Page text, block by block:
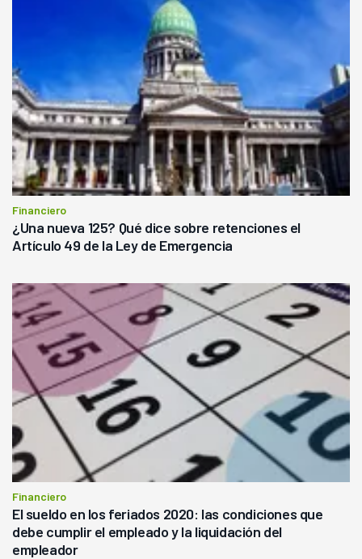
Financiero
¿Una nueva 125? Qué dice sobre retenciones el
Artículo 49 de la Ley de Emergencia
Financiero
El sueldo en los feriados 2020: las condiciones que
debe cumplir el empleado y la liquidación del
empleador